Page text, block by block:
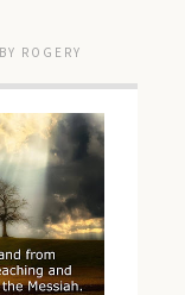
ROGERY